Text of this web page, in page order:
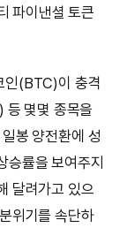
파이낸셜 토큰
인(BTC)이 충격
등 몇몇 종목을
봉 양전환에 성
승률을 보여주지
달려가고 있으
위기를 속단하